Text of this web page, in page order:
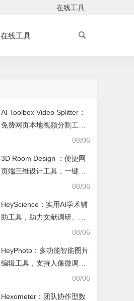
在线工具
在线工具
AI Toolbox Video Splitter：
免费网页本地视频分割工
具，多模式裁切高清视频且
08/06
3D Room Design ：便捷网
页端三维设计工具，一键户
型建模、实时改色布景助力
08/06
HeyScience：实用AI学术辅
助工具，助力文献调研、论
文审阅与日常学业研究工作
08/06
HeyPhoto：多功能智能图片
编辑工具，支持人像微调、
艺术创作与日常隐私防护08/06
Hexometer：团队协作型数